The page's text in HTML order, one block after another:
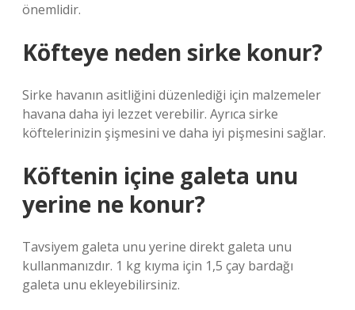
önemlidir.
Köfteye neden sirke konur?
Sirke havanın asitliğini düzenlediği için malzemeler
havana daha iyi lezzet verebilir. Ayrıca sirke
köftelerinizin şişmesini ve daha iyi pişmesini sağlar.
Köftenin içine galeta unu
yerine ne konur?
Tavsiyem galeta unu yerine direkt galeta unu
kullanmanızdır. 1 kg kıyma için 1,5 çay bardağı
galeta unu ekleyebilirsiniz.